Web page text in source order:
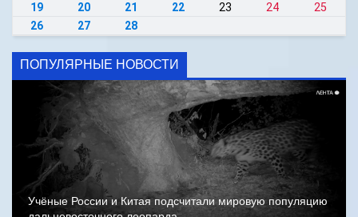
19
20 21 22 23 24
25
26
27 28
ПОПУЛЯРНЫЕ НОВОСТИ
Учёные России и Китая подсчитали мировую популяцию